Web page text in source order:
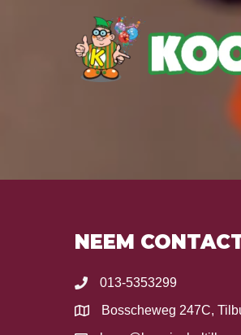
NEEM
013-5353299
Bosscheweg 247C,